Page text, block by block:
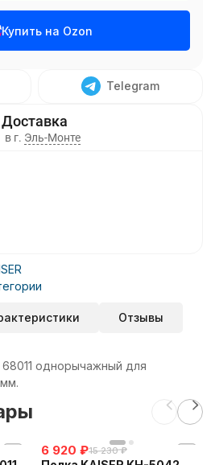
Купить на Ozon
Telegram
в г. Эль-Монте
Отзывы
68011 однорычажный для
6 920 ₽15 230 ₽